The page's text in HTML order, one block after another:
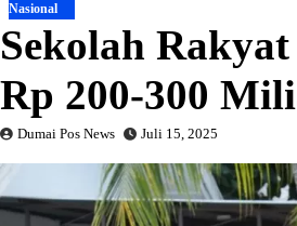
Nasional
Sekolah
Rp 200-300
Dumai Pos News Juli 15, 2025